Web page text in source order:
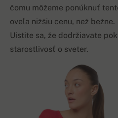
čomu môžeme ponúknuť
oveľa nižšiu cenu, než bežne.
Uistite sa, že dodržiavate
starostlivosť o sveter.